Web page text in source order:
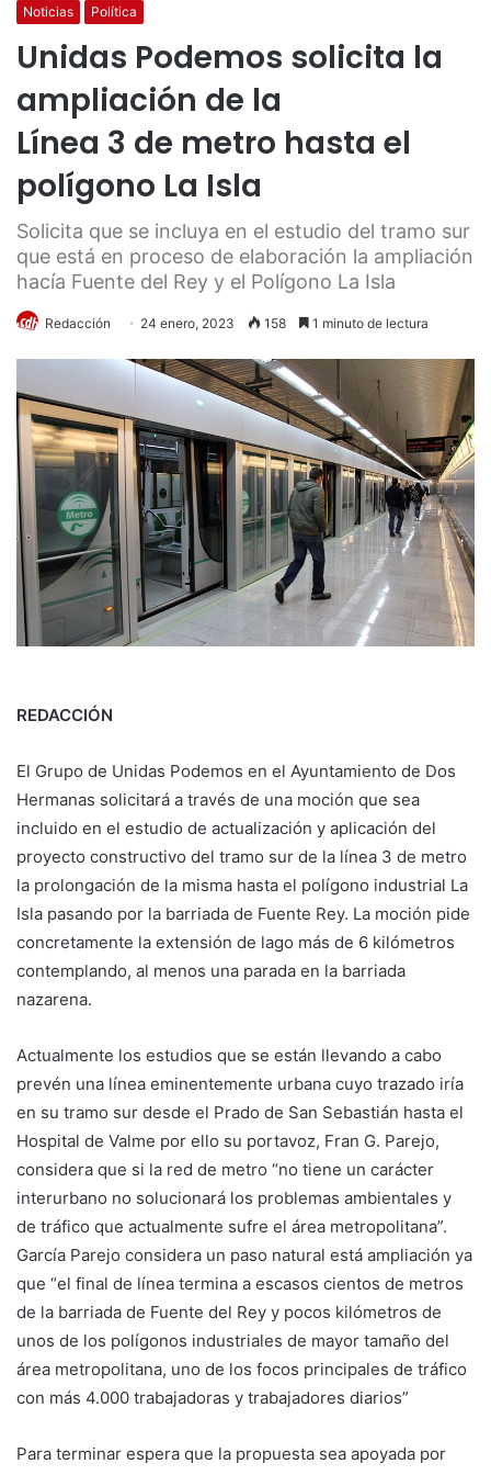
Noticias Política
Unidas Podemos solicita la
ampliación de la
Línea 3 de metro hasta el
polígono La Isla
Solicita que se incluya en el estudio del tramo sur
que está en proceso de elaboración la ampliación
hacía Fuente del Rey y el Polígono La Isla
Redacción 24 enero, 2023 158 1 minuto de lectura
REDACCIÓN
El Grupo de Unidas Podemos en el Ayuntamiento de Dos
Hermanas solicitará a través de una moción que sea
incluido en el estudio de actualización y aplicación del
proyecto constructivo del tramo sur de la línea 3 de metro
la prolongación de la misma hasta el polígono industrial La
Isla pasando por la barriada de Fuente Rey. La moción pide
concretamente la extensión de lago más de 6 kilómetros
contemplando, al menos una parada en la barriada
nazarena.
Actualmente los estudios que se están llevando a cabo
prevén una línea eminentemente urbana cuyo trazado iría
en su tramo sur desde el Prado de San Sebastián hasta el
Hospital de Valme por ello su portavoz, Fran G. Parejo,
considera que si la red de metro “no tiene un carácter
interurbano no solucionará los problemas ambientales y
de tráfico que actualmente sufre el área metropolitana”.
García Parejo considera un paso natural está ampliación ya
que “el final de línea termina a escasos cientos de metros
de la barriada de Fuente del Rey y pocos kilómetros de
unos de los polígonos industriales de mayor tamaño del
área metropolitana, uno de los focos principales de tráfico
con más 4.000 trabajadoras y trabajadores diarios”
Para terminar espera que la propuesta sea apoyada por